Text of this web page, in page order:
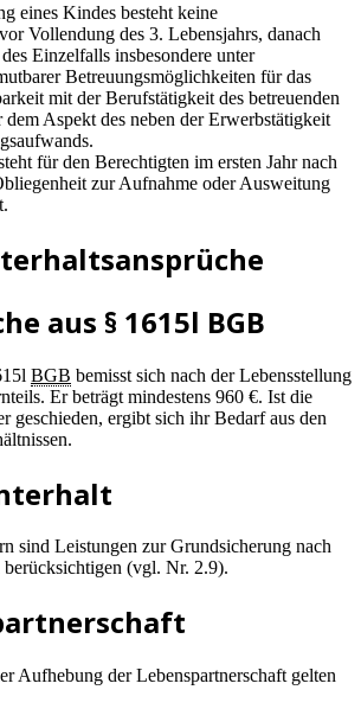
eines Kindes besteht keine
Vollendung des 3. Lebensjahrs, danach
Einzelfalls insbesondere unter
Betreuungsmöglichkeiten für das
mit der Berufstätigkeit des betreuenden
Aspekt des neben der Erwerbstätigkeit
für den Berechtigten im ersten Jahr nach
zur Aufnahme oder Ausweitung
aus § 1615l BGB
BGB bemisst sich nach der Lebensstellung
Er beträgt mindestens 960 €. Ist die
geschieden, ergibt sich ihr Bedarf aus den
sind Leistungen zur Grundsicherung nach
(vgl. Nr. 2.9).
Aufhebung der Lebenspartnerschaft gelten